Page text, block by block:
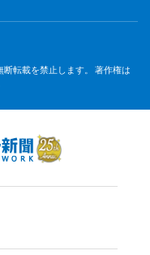
転載を禁止します。 著作権は